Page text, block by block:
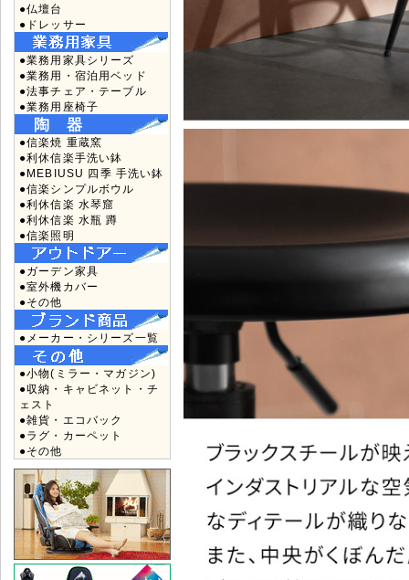
●仏壇台
●ドレッサー
●業務用家具シリーズ
●業務用・宿泊用ベッド
●法事チェア・テーブル
●業務用座椅子
●信楽焼 重蔵窯
●利休信楽手洗い鉢
●MEBIUSU 四季 手洗い鉢
●信楽シンプルボウル
●利休信楽 水琴窟
●利休信楽 水瓶 蹲
●信楽照明
●ガーデン家具
●室外機カバー
●その他
●メーカー・シリーズ一覧
●小物(ミラー・マガジン)
●収納・キャビネット・チ
ェスト
●雑貨・エコバック
●ラグ・カーペット
●その他